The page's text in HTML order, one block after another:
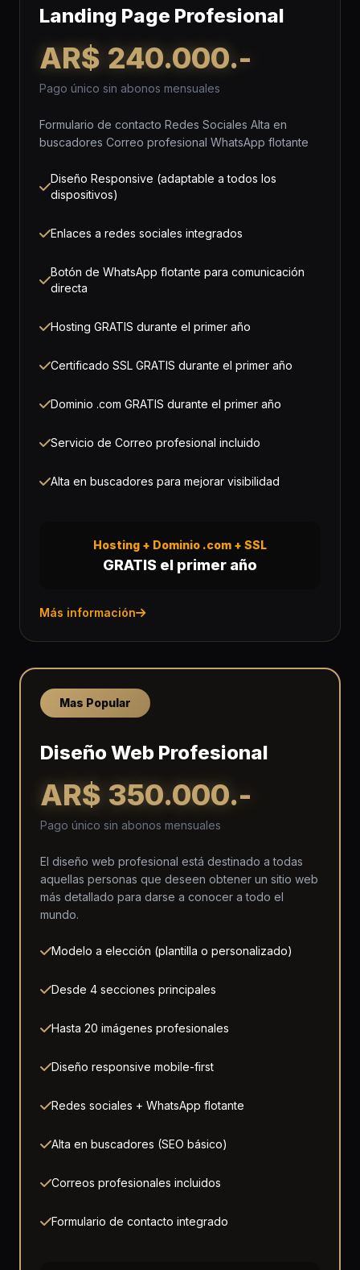
Landing Page Profesional
AR$ 240.000.-
Pago único sin abonos mensuales
Formulario de contacto Redes Sociales Alta en
buscadores Correo profesional WhatsApp flotante
Diseño Responsive (adaptable a todos los
dispositivos)
Enlaces a redes sociales integrados
Botón de WhatsApp flotante para comunicación
directa
Hosting GRATIS durante el primer año
Certificado SSL GRATIS durante el primer año
Dominio .com GRATIS durante el primer año
Servicio de Correo profesional incluido
Alta en buscadores para mejorar visibilidad
Hosting + Dominio .com + SSL
GRATIS el primer año
Más información
Mas Popular
Diseño Web Profesional
AR$ 350.000.-
Pago único sin abonos mensuales
El diseño web profesional está destinado a todas
aquellas personas que deseen obtener un sitio web
más detallado para darse a conocer a todo el
mundo.
Modelo a elección (plantilla o personalizado)
Desde 4 secciones principales
Hasta 20 imágenes profesionales
Diseño responsive mobile-first
Redes sociales + WhatsApp flotante
Alta en buscadores (SEO básico)
Correos profesionales incluidos
Formulario de contacto integrado